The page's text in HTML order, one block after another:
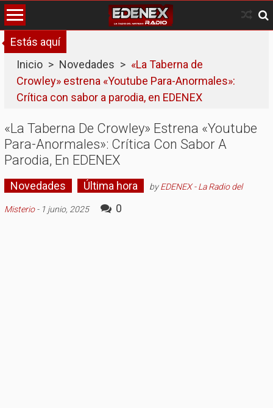
Skip
to
content
Estás aquí
Inicio > Novedades > «La Taberna de
Crowley» estrena «Youtube Para-Anormales»:
Crítica con sabor a parodia, en EDENEX
«La Taberna De Crowley» Estrena «Youtube
Para-Anormales»: Crítica Con Sabor A
Parodia, En EDENEX
Novedades Última hora byEDENEX - La Radio del
Misterio- 1 junio, 2025 0